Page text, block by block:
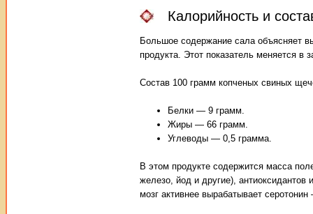
Калорийность и
Большое содержание сала объясняет
продукта. Этот показатель меняется в
Состав 100 грамм копченых свиных
Белки — 9 грамм.
Жиры — 66 грамм.
Углеводы — 0,5 грамма.
В этом продукте содержится масса
железо, йод и другие),
мозг активнее вырабатывает